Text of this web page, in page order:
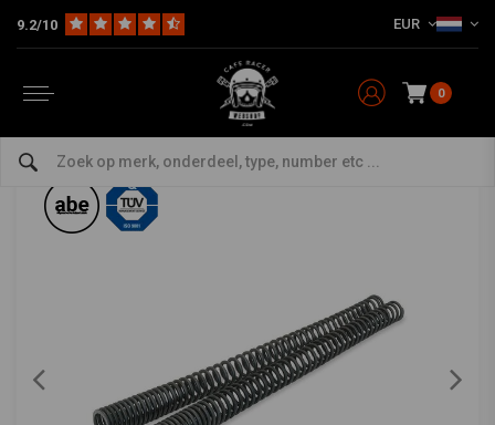
9.2/10 EUR
0
Model Specifiek Honda CBF 500 04> Voorvork Veren Set
bekijk alles van Hagon
Honda CBF 500 04> Voorvork Veren Set